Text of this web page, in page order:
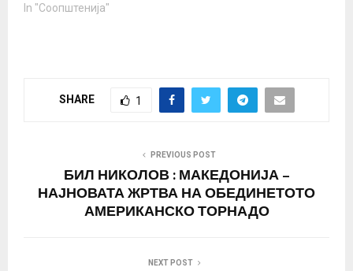
Сајмиште, паркинг.
најригорозните мерки
дена вонредна состојба
In "Соопштенија"
SHARE 1
PREVIOUS POST
БИЛ НИКОЛОВ : МАКЕДОНИЈА –
НАЈНОВАТА ЖРТВА НА ОБЕДИНЕТОТО
АМЕРИКАНСКО ТОРНАДО
NEXT POST